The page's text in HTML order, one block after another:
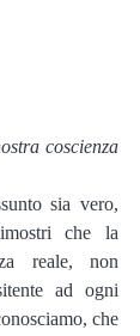
coscienza
sia vero,
che la
reale, non
ad ogni
che